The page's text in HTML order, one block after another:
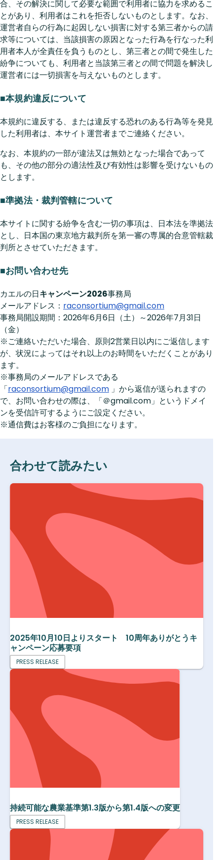
合、その解決に関して必要な範囲で利用者に協力を求めるこ
とがあり、利用者はこれを拒否しないものとします。なお、
運営者自らの行為に起因しない損害に対する第三者からの請
求等については、当該損害の原因となった行為を行なった利
用者本人が全責任を負うものとし、第三者との間で発生した
紛争についても、利用者と当該第三者との間で問題を解決し
運営者には一切損害を与えないものとします。
■本規約違反について
本規約に違反する、または違反する恐れのある行為等を発見
した利用者は、本サイト運営者までご連絡ください。
なお、本規約の一部が違法又は無効となった場合であって
も、その他の部分の適法性及び有効性は影響を受けないもの
とします。
■準拠法・裁判管轄について
本サイトに関する紛争を含む一切の事項は、日本法を準拠法
とし、日本国の東京地方裁判所を第一審の専属的合意管轄裁
判所とさせていただきます。
■お問い合わせ先
カエルの日キャンペーン2026事務局
メールアドレス： raconsortium@gmail.com
事務局開設期間：2026年6月6日（土）～2026年7月31日
（金）
※ご連絡いただいた場合、原則2営業日以内にご返信します
が、状況によってはそれ以上のお時間をいただくことがあり
ます。
※事務局のメールアドレスである
「raconsortium@gmail.com 」から返信が送られますの
で、お問い合わせの際は、「＠gmail.com」というドメイ
ンを受信許可するようにご設定ください。
※通信費はお客様のご負担になります。
合わせて読みたい
2025年10月10日よりスタート 10周年ありがとうキ
ャンペーン応募要項
PRESS RELEASE
持続可能な農業基準第1.3版から第1.4版への変更
PRESS RELEASE